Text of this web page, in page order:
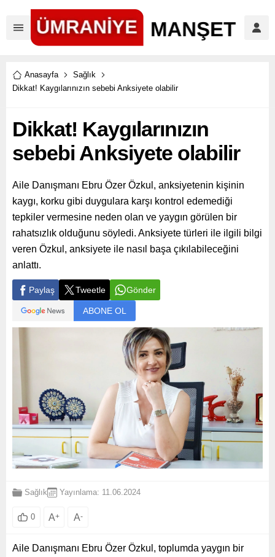
Anasayfa
Sağlık
Dikkat! Kaygılarınızın sebebi Anksiyete olabilir
Dikkat! Kaygılarınızın
sebebi Anksiyete olabilir
Aile Danışmanı Ebru Özer Özkul, anksiyetenin kişinin
kaygı, korku gibi duygulara karşı kontrol edemediği
tepkiler vermesine neden olan ve yaygın görülen bir
rahatsızlık olduğunu söyledi. Anksiyete türleri ile ilgili bilgi
veren Özkul, anksiyete ile nasıl başa çıkılabileceğini
anlattı.
Paylaş Tweetle Gönder
ABONE OL
Sağlık Yayınlama: 11.06.2024
0 A+ A-
Aile Danışmanı Ebru Özer Özkul, toplumda yaygın bir